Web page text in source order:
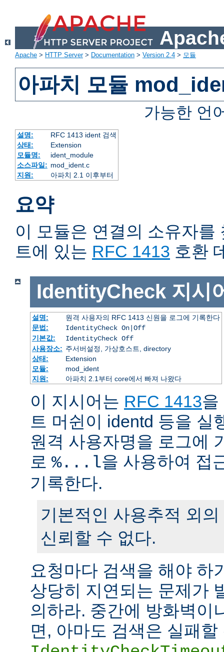
Apache > HTTP Server> Documentation > Version 2.4 > 모듈
아파치 모듈
가능한 언
설명:
RFC 1413 ident 검색
상태:
Extension
모듈명:
ident_module
소스파일: mod_ident.c
지원:
아파치 2.1 이후부터
요약
이 모듈은 연결의 소유자를
트에 있는 RFC 1413 호환
IdentityCheck 지시
설명:
원격 사용자의 RFC 1413 신원을 로그에 기록한다
문법:
IdentityCheck On|Off
기본값:
IdentityCheck Off
사용장소: 주서버설정, 가상호스트, directory
상태:
Extension
모듈:
mod_ident
지원:
아파치 2.1부터 core에서 빠져 나왔다
이 지시어는 RFC 1413을
트 머쉰이 identd 등을 실
원격 사용자명을 로그에
로 %...l을 사용하여 접
기록한다.
기본적인 사용추적 외
신뢰할 수 없다.
요청마다 검색을 해야 하
상당히 지연되는 문제가
의하라. 중간에 방화벽이
면, 아마도 검색은 실패